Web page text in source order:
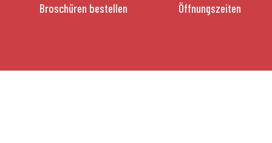
Broschüren bestellen Öffnungszeiten